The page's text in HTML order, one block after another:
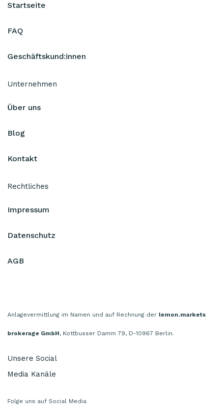
Startseite
FAQ
Geschäftskund:innen
Unternehmen
Über uns
Blog
Kontakt
Rechtliches
Impressum
Datenschutz
AGB
Anlagevermittlung im Namen und auf Rechnung der lemon.markets
brokerage GmbH, Kottbusser Damm 79, D-10967 Berlin.
Unsere Social
Media Kanäle
Folge uns auf Social Media